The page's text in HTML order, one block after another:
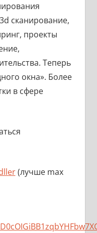
сканирование,
проекты
Теперь
окна». Более
в сфере
(лучше max